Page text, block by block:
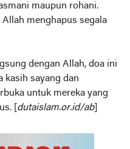
maupun rohani.
Allah menghapus segala
dengan Allah, doa ini
kasih sayang dan
untuk mereka yang
[ dutaislam.or.id/ab]